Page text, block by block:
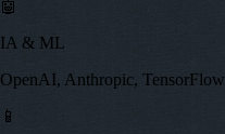
🤖
IA & ML
OpenAI, Anthropic, TensorFlow
📱